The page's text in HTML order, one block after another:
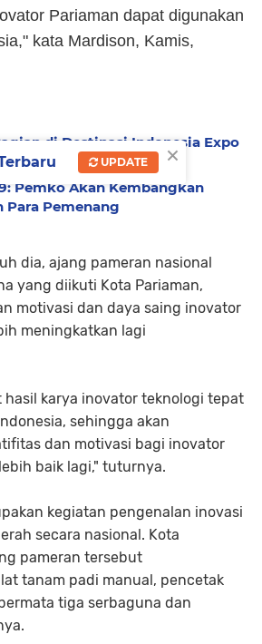
Pariaman dapat digunakan
kata Mardison, Kamis,
di Destinasi Indonesia Expo
Pemko Akan Kembangkan
Para Pemenang
dia, ajang pameran nasional
yang diikuti Kota Pariaman,
motivasi dan daya saing inovator
meningkatkan lagi
hasil karya inovator teknologi tepat
sehingga akan
dan motivasi bagi inovator
baik lagi," tuturnya.
kegiatan pengenalan inovasi
secara nasional. Kota
pameran tersebut
tanam padi manual, pencetak
tiga serbaguna dan
×
UPDATE